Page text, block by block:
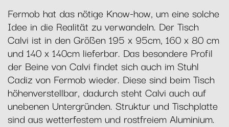
Fermob hat das nötige Know-how, um eine solche
Idee in die Realität zu verwandeln. Der Tisch
Calvi ist in den Größen 195 x 95cm, 160 x 80 cm
und 140 x 140cm lieferbar. Das besondere Profil
der Beine von Calvi findet sich auch im Stuhl
Cadiz von Fermob wieder. Diese sind beim Tisch
höhenverstellbar, dadurch steht Calvi auch auf
unebenen Untergründen. Struktur und Tischplatte
sind aus wetterfestem und rostfreiem Aluminium.